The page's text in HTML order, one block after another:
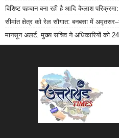
विशिष्ट पहचान बना रही है आदि कैलाश
सीमांत क्षेत्र को रेल सौगात: बनबसा में
मानसून अलर्ट: मुख्य सचिव ने अधिकारियों को